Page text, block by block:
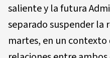
saliente y la futura
separado suspender la
martes, en un